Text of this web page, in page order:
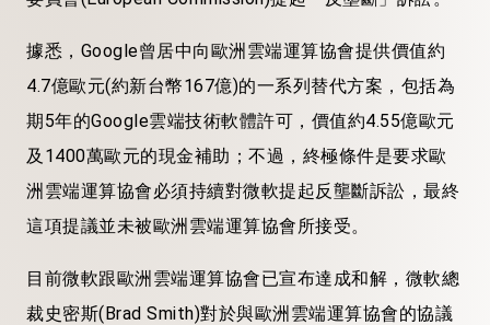
據悉，Google曾居中向歐洲雲端運算協會提供價值約
4.7億歐元(約新台幣167億)的一系列替代方案，包括為
期5年的Google雲端技術軟體許可，價值約4.55億歐元
及1400萬歐元的現金補助；不過，終極條件是要求歐
洲雲端運算協會必須持續對微軟提起反壟斷訴訟，最終
這項提議並未被歐洲雲端運算協會所接受。
目前微軟跟歐洲雲端運算協會已宣布達成和解，微軟總
裁史密斯(Brad Smith)對於與歐洲雲端運算協會的協議